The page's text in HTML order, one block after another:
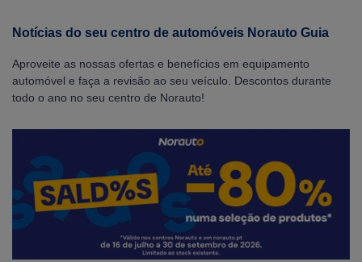
Notícias do seu centro de automóveis Norauto Guia
Aproveite as nossas ofertas e benefícios em equipamento
automóvel e faça a revisão ao seu veículo. Descontos durante
todo o ano no seu centro de Norauto!